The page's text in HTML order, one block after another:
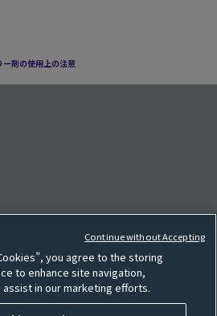
ー剤の使用上の注意
クッキー設定
サイトマップ
you agree to the storing
to enhance site navigation,
in our marketing efforts.
Continue without Accepting